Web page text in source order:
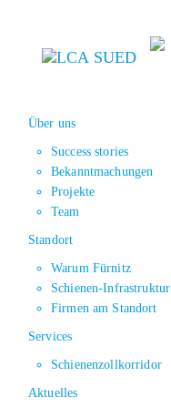
Über uns
Success stories
Bekanntmachungen
Projekte
Team
Standort
Warum Fürnitz
Schienen-Infrastruktur
Firmen am Standort
Services
Schienenzollkorridor
Aktuelles